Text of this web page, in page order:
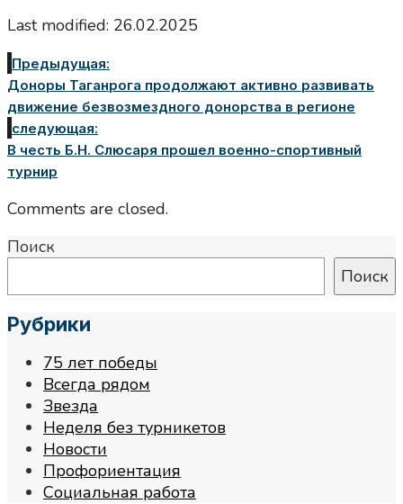
Last modified: 26.02.2025
Предыдущая:
Доноры Таганрога продолжают активно развивать
движение безвозмездного донорства в регионе
следующая:
В честь Б.Н. Слюсаря прошел военно-спортивный
турнир
Comments are closed.
Поиск
Поиск
Рубрики
75 лет победы
Всегда рядом
Звезда
Неделя без турникетов
Новости
Профориентация
Социальная работа